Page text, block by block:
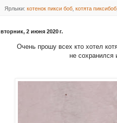
Ярлыки: котенок пикси боб котята пиксибоб
вторник, 2 июня 2020 г.
Очень прошу всех кто хотел
не сохранился